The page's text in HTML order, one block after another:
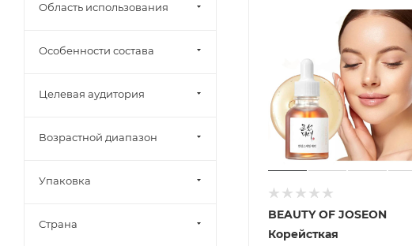
BEAUTY OF JOSEON
Корейсткая
Область использования
Особенности состава
Целевая аудитория
Возрастной диапазон
Упаковка
Страна